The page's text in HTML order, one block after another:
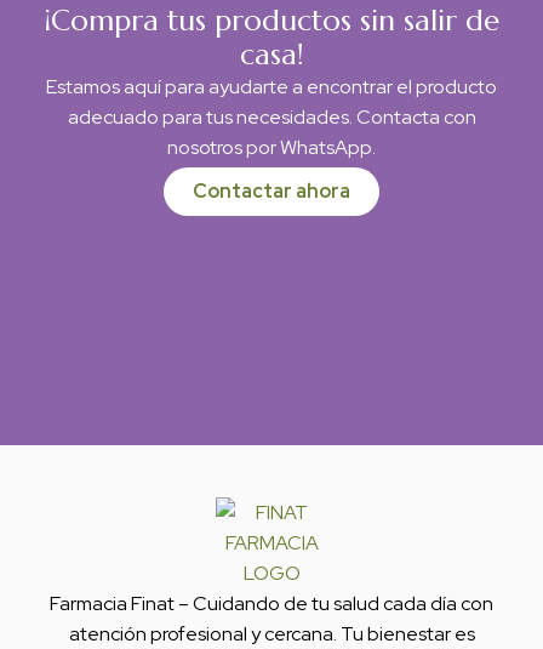
¡Compra tus productos sin salir de
casa!
Estamos aquí para ayudarte a encontrar el producto
adecuado para tus necesidades. Contacta con
nosotros por WhatsApp.
Contactar ahora
Farmacia Finat – Cuidando de tu salud cada día con
atención profesional y cercana. Tu bienestar es